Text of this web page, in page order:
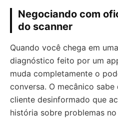
Negociando com
do scanner
Quando você chega em
diagnóstico feito por um
muda completamente o
conversa. O mecânico
cliente desinformado que
história sobre problemas